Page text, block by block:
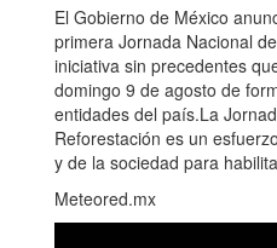
El Gobierno de México
primera Jornada Nacional
iniciativa sin precedentes
domingo 9 de agosto de
entidades del país.La
Reforestación es un
y de la sociedad para
Meteored.mx